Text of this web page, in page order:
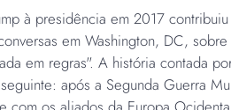
à presidência em 2017
em Washington, DC,
em regras". A história contada
após a Segunda Guerra